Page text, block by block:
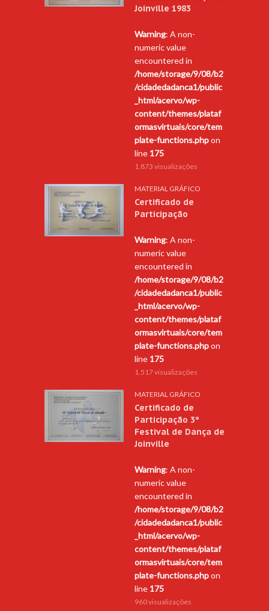
Joinville 1983
Warning: A non-
numeric value
encountered in
/home/storage/9/08/b2
/cidadedadanca1/public
_html/acervo/wp-
content/themes/plataf
ormasvirtuais/core/tem
plate-functions.phpon
line 175
1.873 visualizações
MATERIAL GRÁFICO
Certificado de
Participação
Warning: A non-
numeric value
encountered in
/home/storage/9/08/b2
/cidadedadanca1/public
_html/acervo/wp-
content/themes/plataf
ormasvirtuais/core/tem
plate-functions.phpon
line 175
1.517 visualizações
MATERIAL GRÁFICO
Certificado de
Participação 3º
Festival de Dança de
Joinville
Warning: A non-
numeric value
encountered in
/home/storage/9/08/b2
/cidadedadanca1/public
_html/acervo/wp-
content/themes/plataf
ormasvirtuais/core/tem
plate-functions.phpon
line 175
960 visualizações